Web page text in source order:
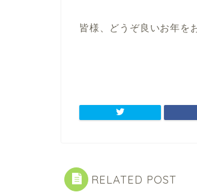
皆様、どうぞ良いお年を
RELATED POST